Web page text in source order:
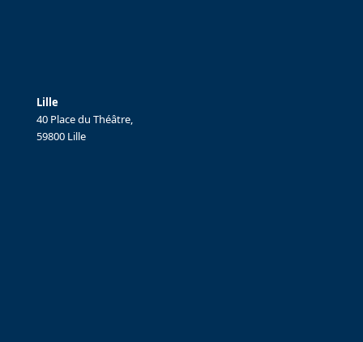
Lille
40 Place du Théâtre,
59800 Lille